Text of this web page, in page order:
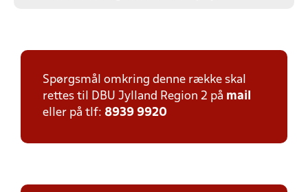
Spørgsmål omkring denne række skal
rettes til DBU Jylland Region 2 på mail
eller på tlf: 8939 9920